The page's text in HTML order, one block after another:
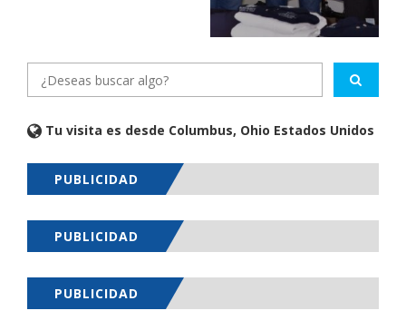
Tu visita es desde Columbus, Ohio Estados Unidos
PUBLICIDAD
PUBLICIDAD
PUBLICIDAD